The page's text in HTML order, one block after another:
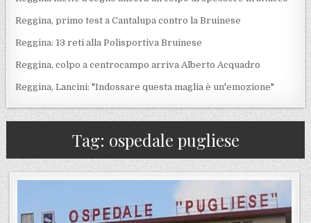
Reggina, primo test a Cantalupa contro la Bruinese
Reggina: 13 reti alla Polisportiva Bruinese
Reggina, colpo a centrocampo arriva Alberto Acquadro
Reggina, Lancini: "Indossare questa maglia è un'emozione"
Tag: ospedale pugliese